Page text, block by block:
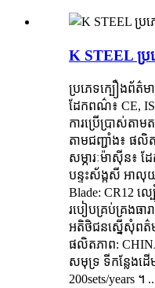
K STEEL ប្
ប្រភេទក្បឿងព័ត៌ម
ដែកពណ៌៖ CE,
ការប្រើប្រាស់តាម
តាមជញ្ជាំង៖ ផ
សម្ភារៈម៉ាស៊ីន៖ ដ
បន្ទះស័ង្កសី អាលុ
Blade: CR12 ល្
របៀបគ្រប់គ្រងធា
អតិថិជនស្នើសុំពត៌ម
ផលិតភាព:
សមុទ្រ ទីកន្លែងដើ
200sets/years ។ ..